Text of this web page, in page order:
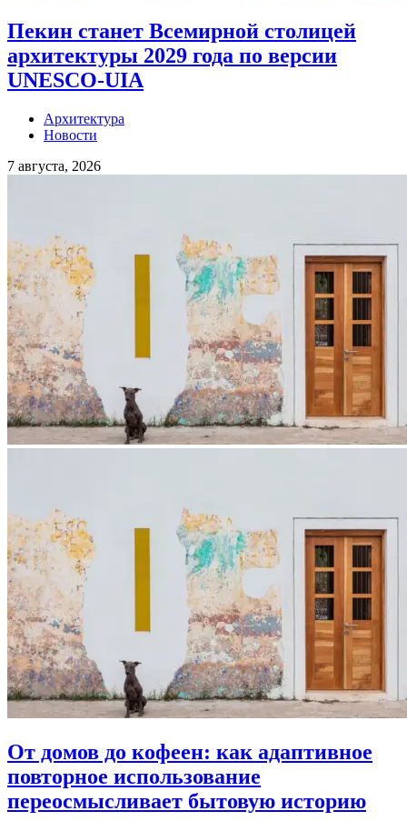
Пекин станет Всемирной столицей
архитектуры 2029 года по версии
UNESCO-UIA
Архитектура
Новости
7 августа, 2026
От домов до кофеен: как адаптивное
повторное использование
переосмысливает бытовую историю